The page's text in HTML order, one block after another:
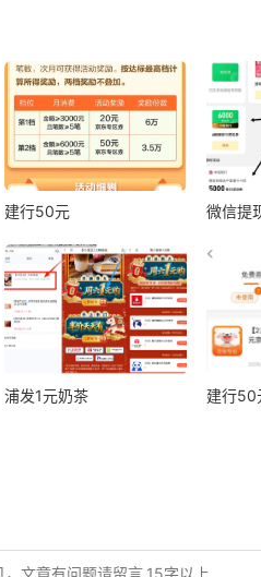
建行50元 微信提
浦发1元奶茶 建行50